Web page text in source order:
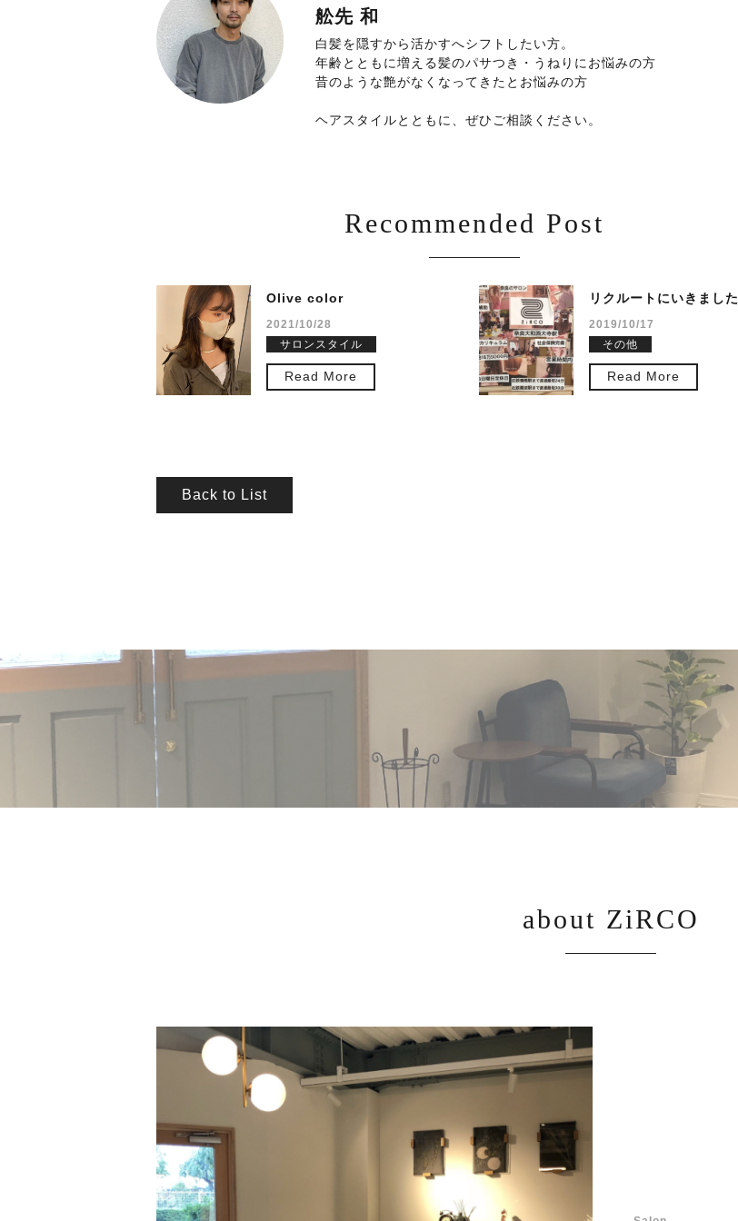
舩先 和
白髪を隠すから活かすへシフトしたい方。
年齢とともに増える髪のパサつき・うねりにお悩みの方
昔のような艶がなくなってきたとお悩みの方
ヘアスタイルとともに、ぜひご相談ください。
Recommended Post
Olive color
2021/10/28
サロンスタイル
Read More
リクルートにいきました
2019/10/17
その他
Read More
Back to List
about ZiRCO